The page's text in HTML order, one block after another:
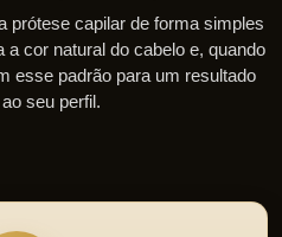
prótese capilar de forma simples
cor natural do cabelo e, quando
esse padrão para um resultado
seu perfil.